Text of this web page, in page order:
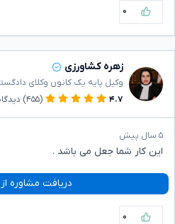
۰
زهره کشاورزی
وکیل پایه یک کانون وکلای
۴.۷
(۴۵۵)
۵ سال پیش
این کار شما جعل می باشد .
دریافت مشاوره
۰